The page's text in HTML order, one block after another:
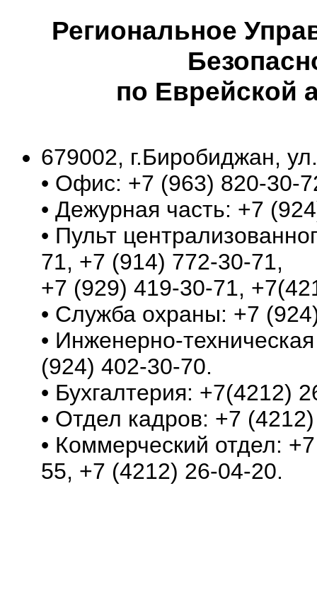
Региональное
по Еврейской
679002, г.Биробиджан,
• Офис: +7 (963) 820-30-
• Дежурная часть: +7
• Пульт
71, +7 (914) 772-30-71,
+7 (929) 419-30-71,
• Служба охраны: +7
• Инженерно-
(924) 402-30-70.
• Бухгалтерия: +7(4212)
• Отдел кадров: +7
• Коммерческий отдел:
55, +7 (4212) 26-04-20.